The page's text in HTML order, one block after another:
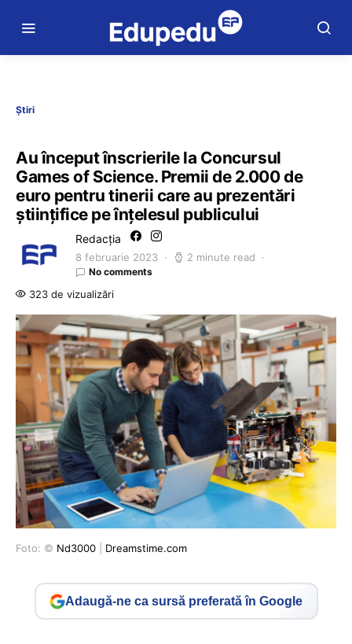
Știri
Au început înscrierile la Concursul
Games of Science. Premii de 2.000 de
euro pentru tinerii care au prezentări
ştiinţifice pe înţelesul publicului
Redacția
8 februarie 2023 2 minute read
No comments
323 de vizualizări
Foto: © Nd3000 Dreamstime.com
Adaugă-ne ca sursă preferată în Google